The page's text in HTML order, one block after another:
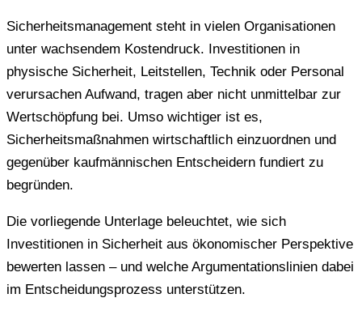
Sicherheitsmanagement steht in vielen Organisationen
unter wachsendem Kostendruck. Investitionen in
physische Sicherheit, Leitstellen, Technik oder Personal
verursachen Aufwand, tragen aber nicht unmittelbar zur
Wertschöpfung bei. Umso wichtiger ist es,
Sicherheitsmaßnahmen wirtschaftlich einzuordnen und
gegenüber kaufmännischen Entscheidern fundiert zu
begründen.
Die vorliegende Unterlage beleuchtet, wie sich
Investitionen in Sicherheit aus ökonomischer Perspektive
bewerten lassen – und welche Argumentationslinien dabei
im Entscheidungsprozess unterstützen.